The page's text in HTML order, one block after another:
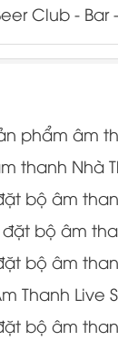
Club - Bar
phẩm âm
thanh Nhà
bộ âm
bộ âm
bộ âm
Thanh Live
bộ âm